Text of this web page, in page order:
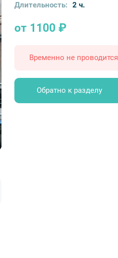
от 1100 ₽
Длительность: 2 ч.
Временно не проводится
Обратно к разделу